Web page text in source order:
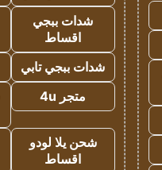
شدات ببجي
اقساط
شدات ببجي تابي
متجر 4u
شحن يلا لودو
اقساط